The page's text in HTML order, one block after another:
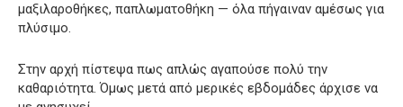
μαξιλαροθήκες, παπλωματοθήκη — όλα πήγαιναν αμέσως για
πλύσιμο.
Στην αρχή πίστεψα πως απλώς αγαπούσε πολύ την
καθαριότητα. Όμως μετά από μερικές εβδομάδες άρχισε να